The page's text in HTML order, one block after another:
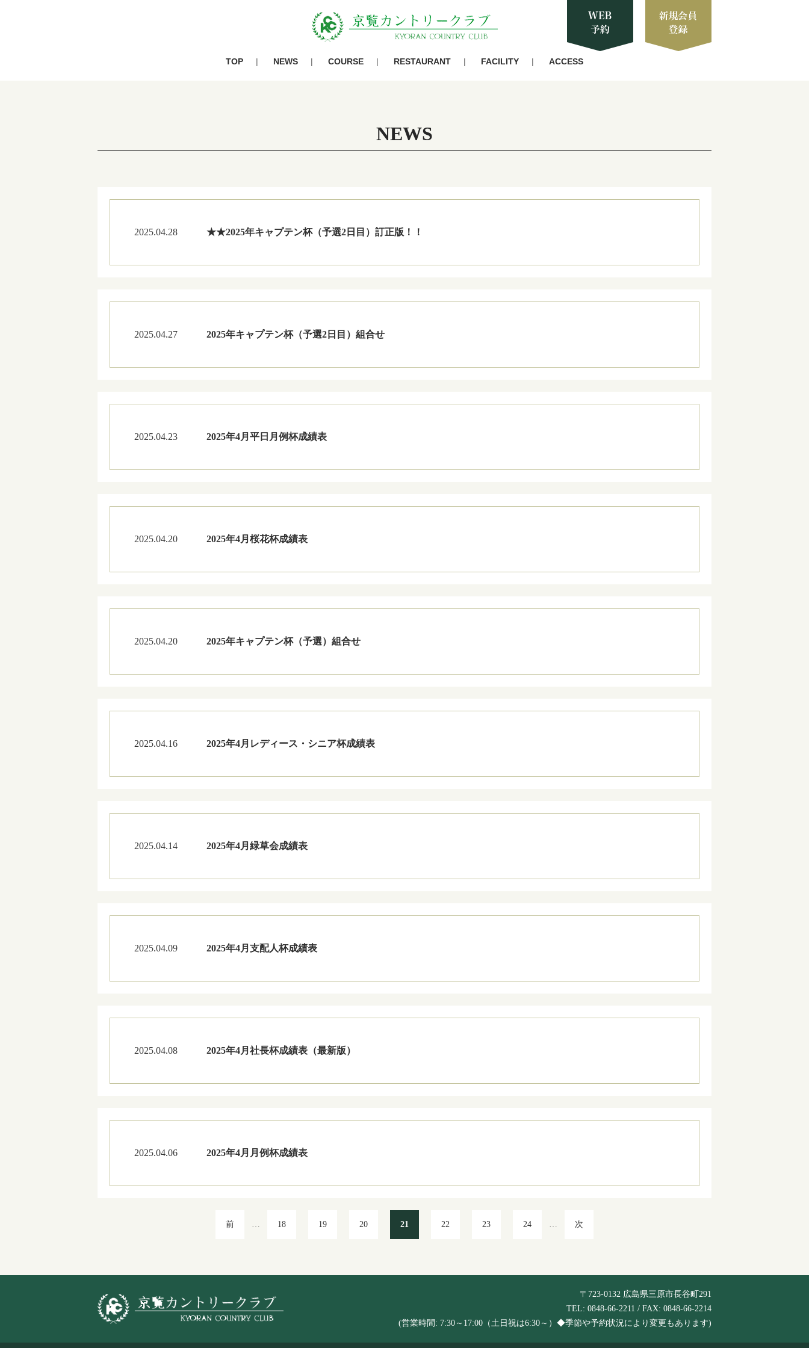
TOP NEWS COURSE RESTAURANT FACILITY ACCESS
NEWS
2025.04.28 ★★2025年キャプテン杯（予選2日目）訂正版！！
2025.04.27 2025年キャプテン杯（予選2日目）組合せ
2025.04.23 2025年4月平日月例杯成績表
2025.04.20 2025年4月桜花杯成績表
2025.04.20 2025年キャプテン杯（予選）組合せ
2025.04.16 2025年4月レディース・シニア杯成績表
2025.04.14 2025年4月緑草会成績表
2025.04.09 2025年4月支配人杯成績表
2025.04.08 2025年4月社長杯成績表（最新版）
2025.04.06 2025年4月月例杯成績表
前 … 18 19 20 21 22 23 24 … 次
〒723-0132 広島県三原市長谷町291
TEL: 0848-66-2211 / FAX: 0848-66-2214
(営業時間: 7:30～17:00（土日祝は6:30～）◆季節や予約状況により変更もあります)